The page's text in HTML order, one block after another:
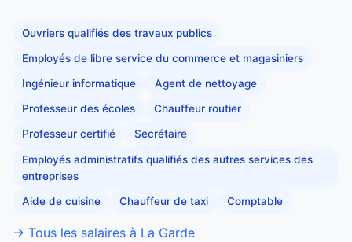
Ouvriers qualifiés des travaux publics
Employés de libre service du commerce et magasiniers
Ingénieur informatique Agent de nettoyage
Professeur des écoles Chauffeur routier
Professeur certifié Secrétaire
Employés administratifs qualifiés des autres services des
entreprises
Aide de cuisine Chauffeur de taxi Comptable
→ Tous les salaires à La Garde